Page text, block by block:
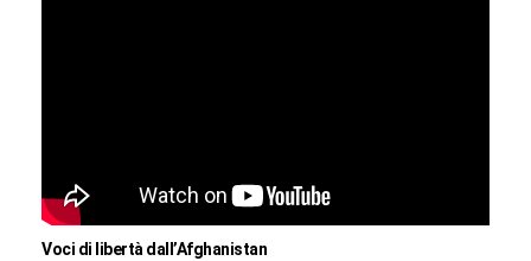
Voci di libertà dall’Afghanistan